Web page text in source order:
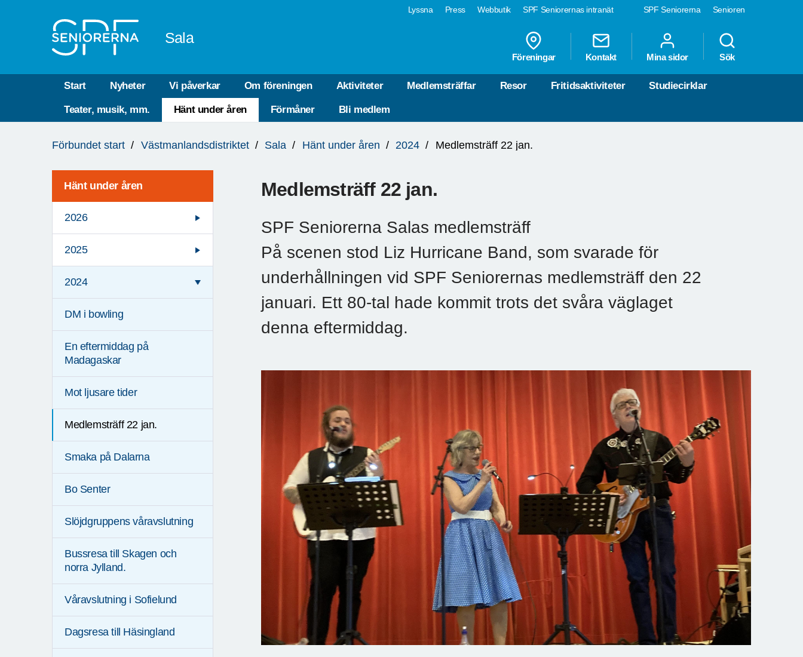
SPF Seniorerna Senioren
Lyssna Press Webbutik SPF Seniorernas intranät
Sala
Föreningar Kontakt Mina sidor Sök
Start Nyheter Vi påverkar Om föreningen Aktiviteter Medlemsträffar Resor Fritidsaktiviteter Studiecirklar
Teater, musik, mm. Hänt under åren Förmåner Bli medlem
är
Förbundet start Västmanlandsdistriktet Sala Hänt under åren 2024 Medlemsträff 22 jan.
Hänt under åren
2026
2025
2024
DM i bowling
En eftermiddag på
Madagaskar
Mot ljusare tider
Medlemsträff 22 jan.
Smaka på Dalarna
Bo Senter
Slöjdgruppens våravslutning
Bussresa till Skagen och
norra Jylland.
Våravslutning i Sofielund
Dagsresa till Häsingland
Medlemsträff 22 jan.
SPF Seniorerna Salas medlemsträff
På scenen stod Liz Hurricane Band, som svarade för
underhållningen vid SPF Seniorernas medlemsträff den 22
januari. Ett 80-tal hade kommit trots det svåra väglaget
denna eftermiddag.